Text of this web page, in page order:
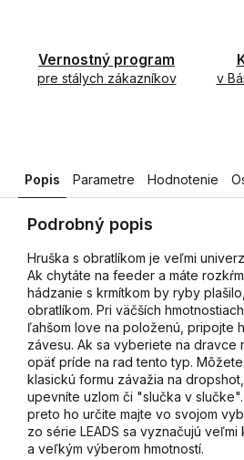
Vernostný program
pre stálych zákazníkov v
Popis Parametre Hodnotenie
Podrobný popis
Hruška s obratlíkom je veľmi
Ak chytáte na feeder a máte
hádzanie s krmítkom by ryby
obratlíkom. Pri väčších
ľahšom love na položenú, pripojte
závesu. Ak sa vyberiete na dravce
opäť príde na rad tento typ.
klasickú formu závažia na
upevníte uzlom či "slučka v
preto ho určite majte vo svojom
zo série LEADS sa vyznačujú
a veľkým výberom hmotností.